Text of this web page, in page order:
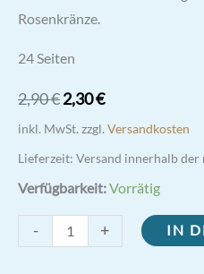
Rosenkränze.
24 Seiten
2,90€Ursprünglicher
Preis
war:
2,90 €
2,30€Aktueller
Preis
ist:
2,30 €.
inkl. MwSt. zzgl. Versandkosten
Lieferzeit: Versand innerhalb der
Verfügbarkeit:Vorrätig
-
Verehrung
des
+ IN